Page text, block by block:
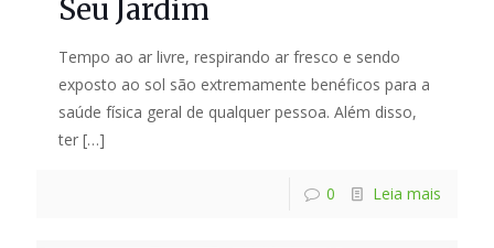
Seu Jardim
Tempo ao ar livre, respirando ar fresco e sendo
exposto ao sol são extremamente benéficos para a
saúde física geral de qualquer pessoa. Além disso,
ter […]
0 Leia mais